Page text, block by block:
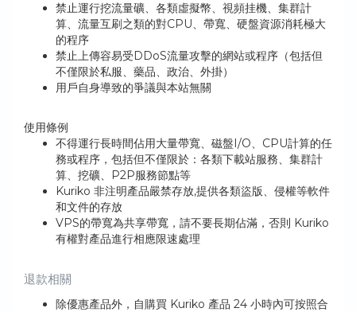
禁止運行挖流量礦、各類虛擬幣、視頻挂機、集群計
算、流量互刷之類的對CPU、帶寬、硬盤資源消耗極大
的程序
禁止上傳容易受DDoS流​​量攻擊的網站或程序（包括但
不僅限於私服、藥品、政治、外掛）
用戶自身導致的爭議與本站無關
使用條例
不得運行長時間佔用大量帶寬、磁盤I/O、CPU計算的任
務或程序，包括但不僅限於：各類下載站服務、集群計
算、挖礦、P2P服務節點等
Kuriko 非注明產品嚴禁存放,提供各類盜版、侵權等軟件
和文件的存放
VPS的帶寬為共享帶寬，請不要長期佔滿，否則 Kuriko
有權對產品進行相應限速處理
退款相關
除優惠產品外，自購買 Kuriko 產品 24 小時內可按照合